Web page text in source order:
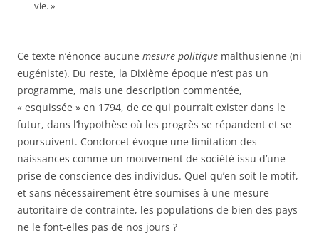
vie. »
Ce texte n’énonce aucune mesure politique malthusienne (ni
eugéniste). Du reste, la Dixième époque n’est pas un
programme, mais une description commentée,
« esquissée » en 1794, de ce qui pourrait exister dans le
futur, dans l’hypothèse où les progrès se répandent et se
poursuivent. Condorcet évoque une limitation des
naissances comme un mouvement de société issu d’une
prise de conscience des individus. Quel qu’en soit le motif,
et sans nécessairement être soumises à une mesure
autoritaire de contrainte, les populations de bien des pays
ne le font-elles pas de nos jours ?